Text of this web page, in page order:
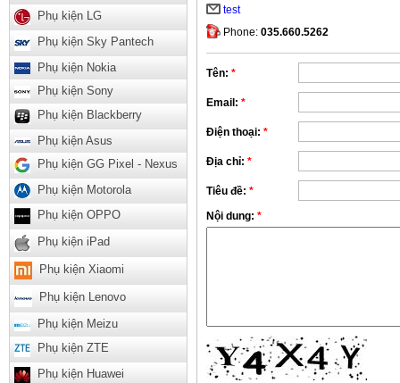
Phụ kiện LG
Phụ kiện Sky Pantech
Phụ kiện Nokia
Phụ kiện Sony
Phụ kiện Blackberry
Phụ kiện Asus
Phụ kiện GG Pixel - Nexus
Phụ kiện Motorola
Phụ kiện OPPO
Phụ kiện iPad
Phụ kiện Xiaomi
Phụ kiện Lenovo
Phụ kiện Meizu
Phụ kiện ZTE
Phụ kiện Huawei
test
Phone: 035.660.5262
Tên: *
Email: *
Điện thoại: *
Địa chỉ: *
Tiêu đề: *
Nội dung: *